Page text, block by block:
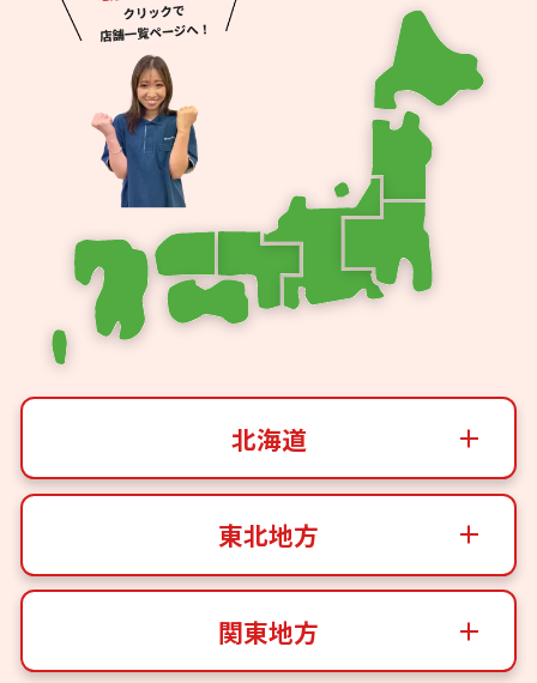
北海道
東北地方
関東地方